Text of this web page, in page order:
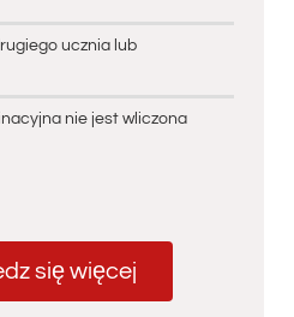
ucznia lub
nie jest wliczona
się więcej